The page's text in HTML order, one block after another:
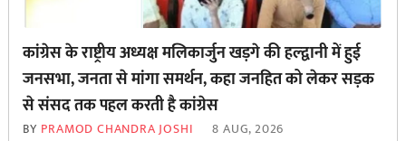
कांग्रेस के राष्ट्रीय अध्यक्ष मलिकार्जुन खड़गे की हल्द्वानी में हुई
जनसभा, जनता से मांगा समर्थन, कहा जनहित को लेकर सड़क
से ‌संसद तक पहल करती है कांग्रेस
BY PRAMOD CHANDRA JOSHI 8 AUG, 2026